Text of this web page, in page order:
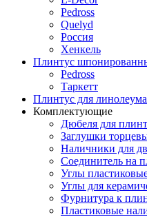
Pedross
Quelyd
Россия
Хенкель
Плинтус
Pedross
Таркетт
Плинтус для линолеума
Комплектующие
Дюбеля для
Заглушки
Наличники для
Соединитель на
Углы
Углы для
Фурнитура к
Пластиковые